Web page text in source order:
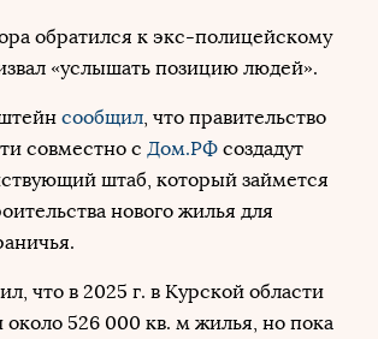
обратился к экс-полицейскому
«услышать позицию людей».
сообщил, что правительство
совместно с Дом.РФ создадут
штаб, который займется
нового жилья для
что в 2025 г. в Курской области
526 000 кв. м жилья, но пока